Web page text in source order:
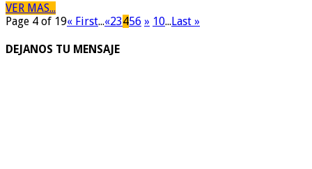
VER MAS...
Page 4 of 19« First...«23456 » 10...Last »
DEJANOS TU MENSAJE